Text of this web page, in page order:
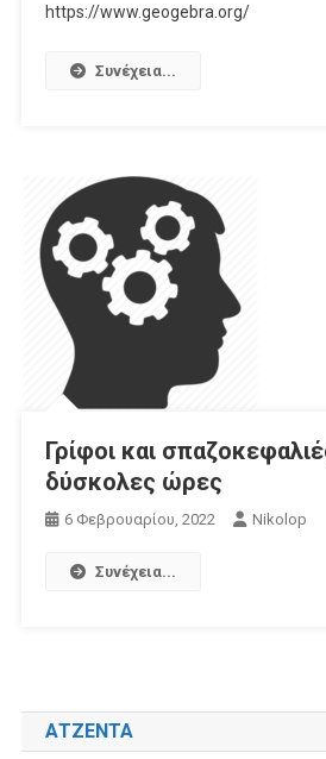
https://www.geogebra.org/
Συνέχεια...
Γρίφοι και
δύσκολες ώρες
6 Φεβρουαρίου, 2022 Nikolop
Συνέχεια...
ΑΤΖΈΝΤΑ